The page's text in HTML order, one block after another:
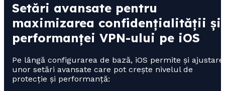
Setări avansate pentru
maximizarea confidențialității și
performanței VPN-ului pe iOS
Pe lângă configurarea de bază, iOS permite și
unor setări avansate care pot crește nivelul de
protecție și performanță: